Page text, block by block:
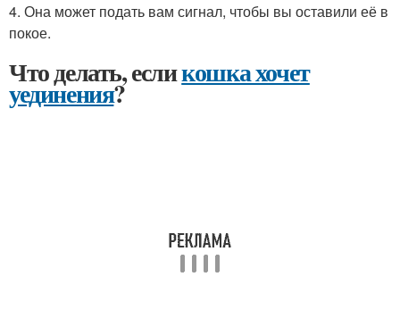
4. Она может подать вам сигнал, чтобы вы оставили её в
покое.
Что делать, есликошка хочет
уединения?